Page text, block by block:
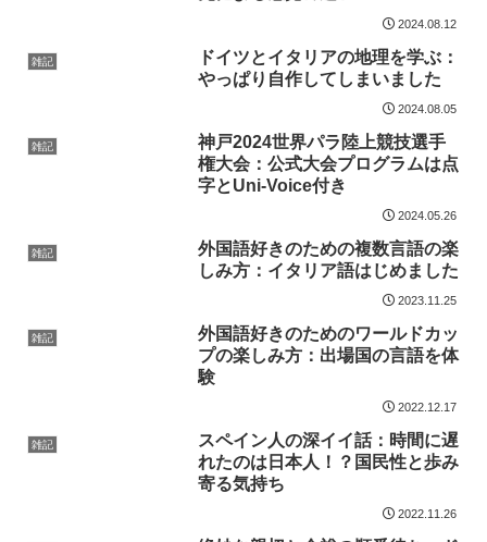
2024.08.12
雑記
ドイツとイタリアの地理を学ぶ：
やっぱり自作してしまいました
2024.08.05
雑記
神戸2024世界パラ陸上競技選手
権大会：公式大会プログラムは点
字とUni-Voice付き
2024.05.26
雑記
外国語好きのための複数言語の楽
しみ方：イタリア語はじめました
2023.11.25
雑記
外国語好きのためのワールドカッ
プの楽しみ方：出場国の言語を体
験
2022.12.17
雑記
スペイン人の深イイ話：時間に遅
れたのは日本人！？国民性と歩み
寄る気持ち
2022.11.26